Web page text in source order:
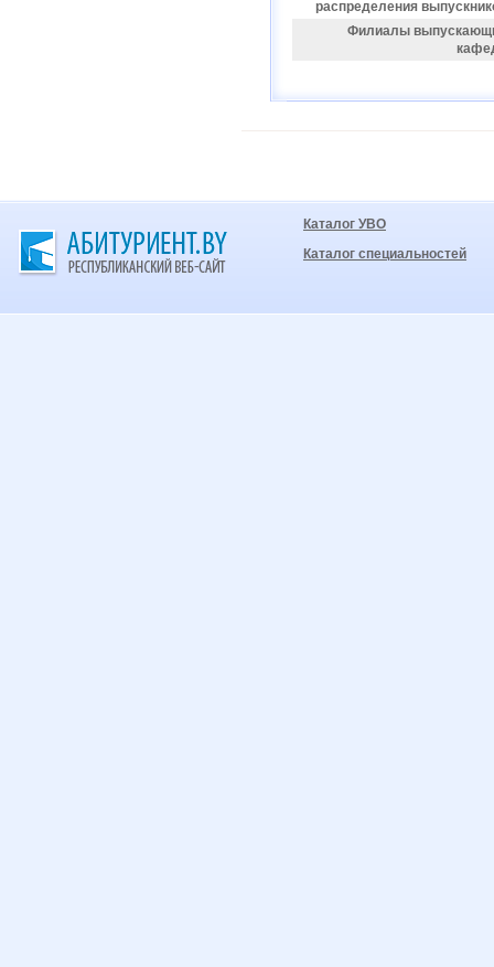
распределения
Филиалы
Каталог УВО
Каталог специальностей